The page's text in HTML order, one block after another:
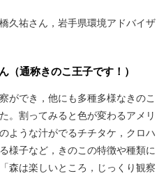
久祐さん，岩手県環境アドバイザ
（通称きのこ王子です！）
ができ，他にも多種多様なきのこ
。割ってみると色が変わるアメリ
ような汁がでるチチタケ，クロハ
様子など，きのこの特徴や種類に
森は楽しいところ，じっくり観察